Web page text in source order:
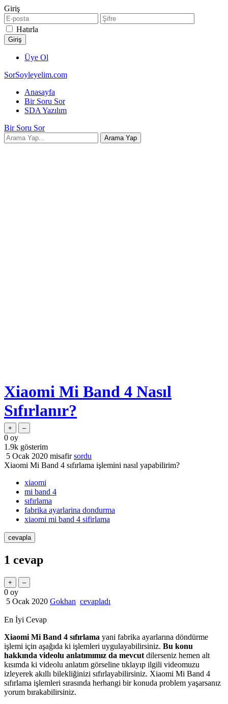
Giriş
Hatırla
Üye Ol
SorSoyleyelim.com
Anasayfa
Bir Soru Sor
SDA Yazılım
Bir Soru Sor
Xiaomi Mi Band 4 Nasıl
Sıfırlanır?
0 oy
1.9k gösterim
5 Ocak 2020 misafir sordu
Xiaomi Mi Band 4 sıfırlama işlemini nasıl yapabilirim?
xiaomi
mi band 4
sıfırlama
fabrika ayarlarina dondurma
xiaomi mi band 4 sifirlama
1 cevap
0 oy
5 Ocak 2020 Gokhan cevapladı
En İyi Cevap
Xiaomi Mi Band 4 sıfırlama yani fabrika ayarlarına döndürme
işlemi için aşağıda ki işlemleri uygulayabilirsiniz. Bu konu
hakkında videolu anlatımımız da mevcut dilerseniz hemen alt
kısımda ki videolu anlatım görseline tıklayıp ilgili videomuzu
izleyerek akıllı bilekliğinizi sıfırlayabilirsiniz. Xiaomi Mi Band 4
sıfırlama işlemleri sırasında herhangi bir konuda problem yaşarsanız
yorum bırakabilirsiniz.